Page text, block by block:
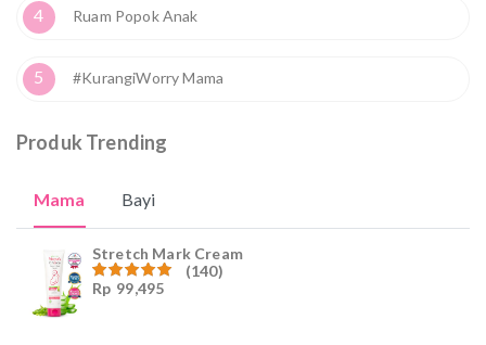
4 Ruam Popok Anak
5 #KurangiWorry Mama
Produk Trending
Mama Bayi
Stretch Mark Cream
Dinilai
(140)
Rp 99,495